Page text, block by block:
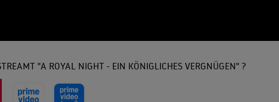
"A ROYAL NIGHT - EIN KÖNIGLICHES VERGNÜGEN" ?